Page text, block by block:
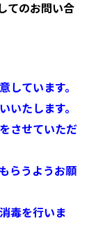
てのお問い合
ています。
たします。
させていただ
らうようお願
毒を行いま